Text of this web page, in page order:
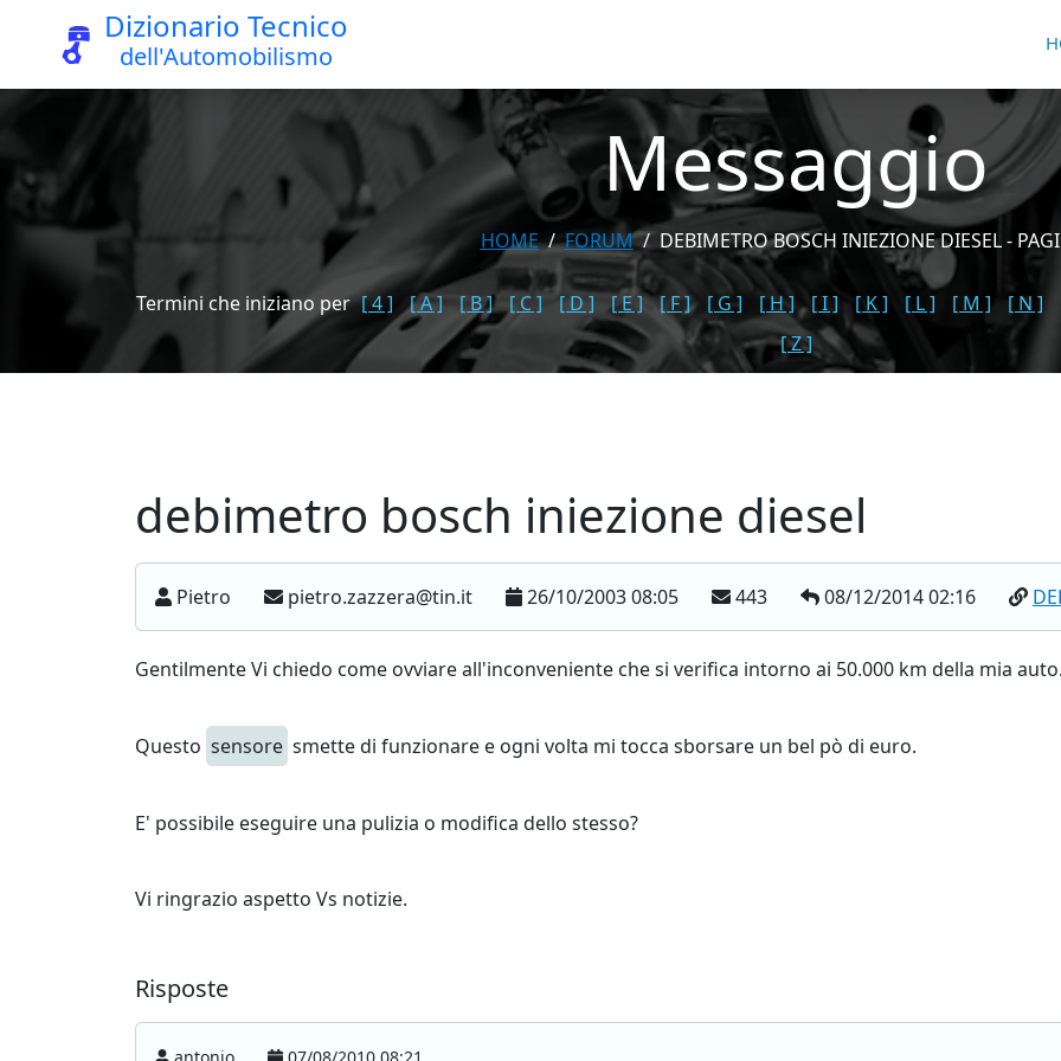
Dizionario Tecnico
dell'Automobilismo
Messaggio
HOME FORUM DEBIMETRO BOSCH INIEZIONE DIESEL -
Termini che iniziano per [ 4 ] [ A ] [ B ] [ C ] [ D ] [ E ] [ F ] [ G ] [ H ] [ I ] [ K ] [ L ] [ M ] [ N ]
[ Z ]
debimetro bosch iniezione diesel
Pietro pietro.zazzera@tin.it 26/10/2003 08:05 443 08/12/2014 02:16
Gentilmente Vi chiedo come ovviare all'inconveniente che si verifica intorno ai 50.000 km della mia auto.
Questo sensore smette di funzionare e ogni volta mi tocca sborsare un bel pò di euro.
E' possibile eseguire una pulizia o modifica dello stesso?
Vi ringrazio aspetto Vs notizie.
Risposte